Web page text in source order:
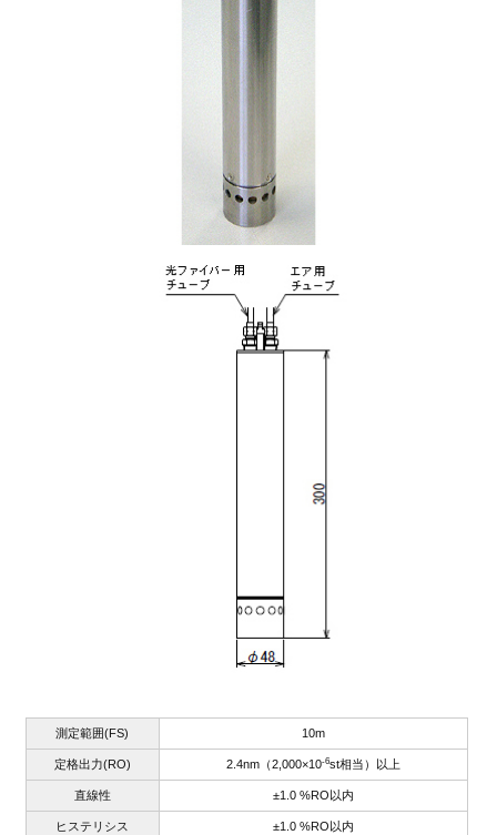
測定範囲(FS) 10m
定格出力(RO) 2.4nm（2,000×10-6st相当）以上
直線性 ±1.0 %RO以内
ヒステリシス ±1.0 %RO以内